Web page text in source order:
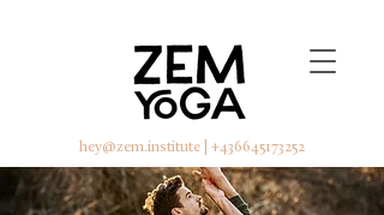
hey@zem.institute| +436645173252